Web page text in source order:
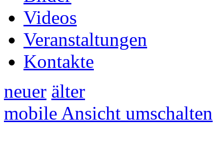
Videos
Veranstaltungen
Kontakte
neuer älter
mobile Ansicht umschalten